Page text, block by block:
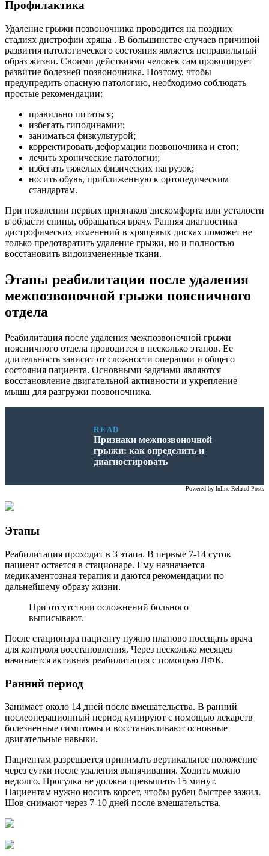
Профилактика
Удаление грыжи позвоночника проводится на поздних
стадиях дистрофии хряща . В большинстве случаев причиной
развития патологического состояния является неправильный
образ жизни. Своими действиями человек сам провоцирует
развитие болезней позвоночника. Поэтому, чтобы
предупредить опасную патологию, необходимо соблюдать
простые рекомендации:
правильно питаться;
избегать гиподинамии;
заниматься физкультурой;
корректировать деформации позвоночника и стоп;
лечить хронические патологии;
избегать тяжелых физических нагрузок;
носить обувь, приближенную к ортопедическим
стандартам.
При появлении первых признаков дискомфорта или усталости
в области спины, обращаться врачу. Ранняя диагностика
дистрофических изменений в хрящевых дисках поможет не
только предотвратить удаление грыжи, но и полностью
восстановить видоизмененные ткани.
Этапы реабилитации после удаления
межпозвоночной грыжи поясничного
отдела
Реабилитация после удаления межпозвоночной грыжи
поясничного отдела проводится в несколько этапов. Ее
длительность зависит от сложности операции и общего
состояния пациента. Основными задачами являются
восстановление двигательной активности и укрепление
мышц для разгрузки позвоночника.
READ
Признаки межпозвоночной
грыжи: как определить и
диагностировать
Powered by Inline Related Posts
Этапы
Реабилитация проходит в 3 этапа. В первые 7-14 суток
пациент остается в стационаре. Ему назначается
медикаментозная терапия и даются рекомендации по
дальнейшему образу жизни.
При отсутствии осложнений больного
выписывают.
После стационара пациенту нужно планово посещать врача
для контроля восстановления. Через несколько месяцев
начинается активная реабилитация с помощью ЛФК.
Ранний период
Занимает около 14 дней после вмешательства. В ранний
послеоперационный период купируют с помощью лекарств
болезненные симптомы и восстанавливают основные
двигательные навыки.
Пациентам разрешается принимать вертикальное положение
через сутки после удаления выпячивания. Ходить можно
недолго. Прогулка не должна превышать 15 минут.
Пациентам нужно носить корсет, чтобы рубец быстрее зажил.
Шов снимают через 7-10 дней после вмешательства.